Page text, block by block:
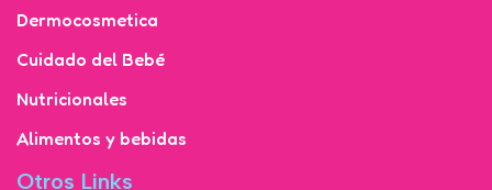
Dermocosmetica
Cuidado del Bebé
Nutricionales
Alimentos y bebidas
Otros Links